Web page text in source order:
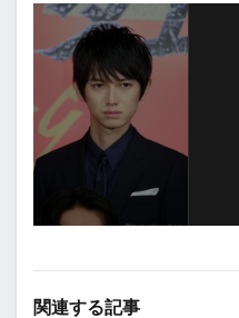
関連する記事